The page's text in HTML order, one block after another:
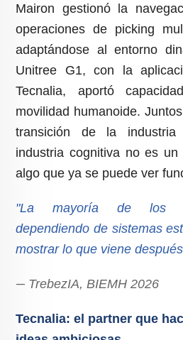
Mairon gestionó la
operaciones de picking
adaptándose al entorno
Unitree G1, con la
Tecnalia, aportó
movilidad humanoide.
transición de la
industria cognitiva no es
algo que ya se puede ver
"La mayoría de los
dependiendo de sistemas
mostrar lo que viene
— TrebezIA, BIEMH 2026
Tecnalia: el partner que